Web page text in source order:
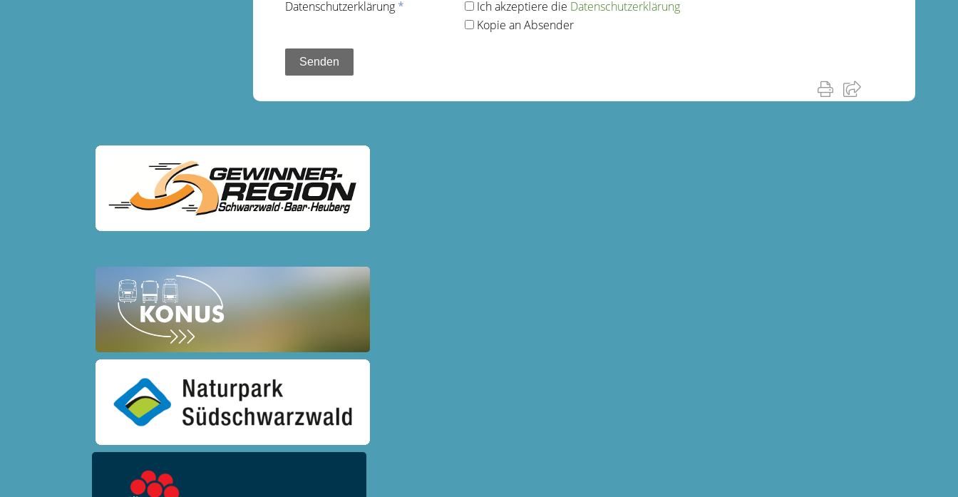
Datenschutz­erklärung * Ich akzeptiere die Datenschutz­erklärung
Kopie an Absender